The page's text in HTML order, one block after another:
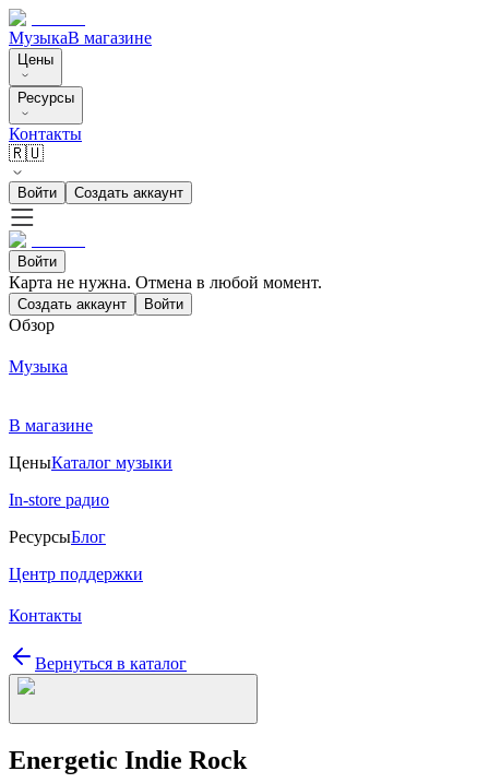
МузыкаВ магазине
Цены
Ресурсы
Контакты
🇷🇺
Войти Создать аккаунт
Войти
Карта не нужна. Отмена в любой момент.
Создать аккаунт Войти
Обзор
Музыка
В магазине
ЦеныКаталог музыки
In-store радио
РесурсыБлог
Центр поддержки
Контакты
Вернуться в каталог
Energetic Indie Rock